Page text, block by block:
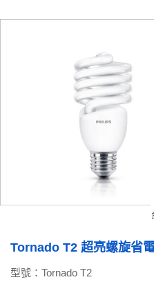
Tornado T2 超亮螺旋省
型號：Tornado T2